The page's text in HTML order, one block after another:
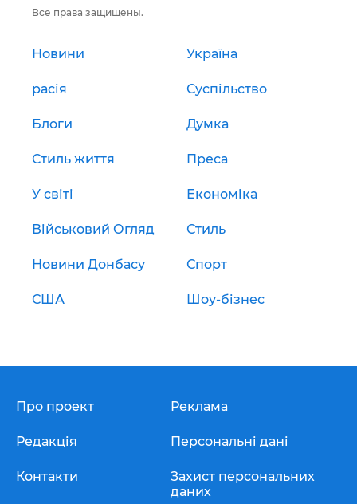
Все права защищены.
Новини Україна
расія Суспільство
Блоги Думка
Стиль життя Преса
У світі Економіка
Військовий Огляд Стиль
Новини Донбасу Спорт
США Шоу-бізнес
Про проект
Редакція
Контакти
Реклама
Персональні дані
Захист персональних
даних